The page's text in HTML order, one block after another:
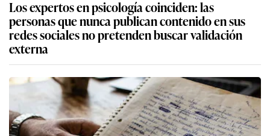
Los expertos en psicología coinciden: las
personas que nunca publican contenido en sus
redes sociales no pretenden buscar validación
externa